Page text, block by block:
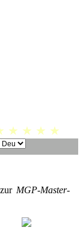
★ ★ ★ ★
MGP-Master-